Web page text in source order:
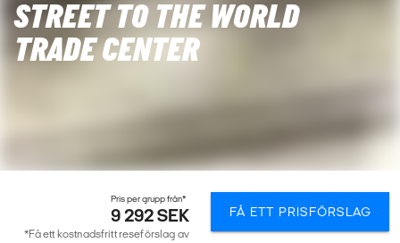
STREET TO THE WORLD
TRADE CENTER
Pris per grupp från*
9 292 SEK
*Få ett kostnadsfritt reseförslag av
FÅ ETT PRISFÖRSLAG